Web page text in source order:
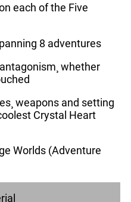
each of the Five
8 adventures
whether
weapons and setting
Crystal Heart
Worlds (Adventure